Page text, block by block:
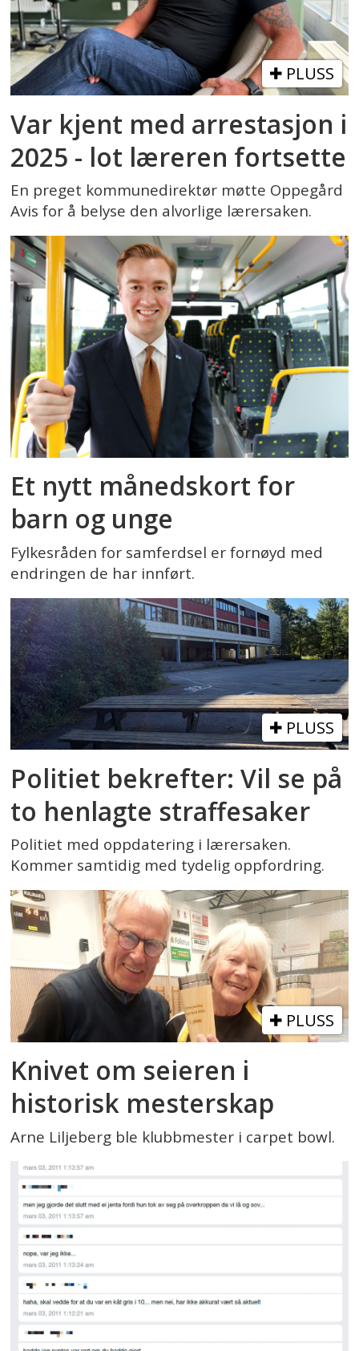
PLUSS
Var kjent med arrestasjon i
2025 - lot læreren fortsette
En preget kommunedirektør møtte Oppegård
Avis for å belyse den alvorlige lærersaken.
Et nytt månedskort for
barn og unge
Fylkesråden for samferdsel er fornøyd med
endringen de har innført.
PLUSS
Politiet bekrefter: Vil se på
to henlagte straffesaker
Politiet med oppdatering i lærersaken.
Kommer samtidig med tydelig oppfordring.
PLUSS
Knivet om seieren i
historisk mesterskap
Arne Liljeberg ble klubbmester i carpet bowl.